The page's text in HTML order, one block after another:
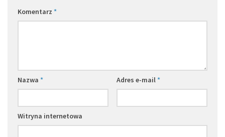
Komentarz *
Nazwa * Adres e-mail*
Witryna internetowa